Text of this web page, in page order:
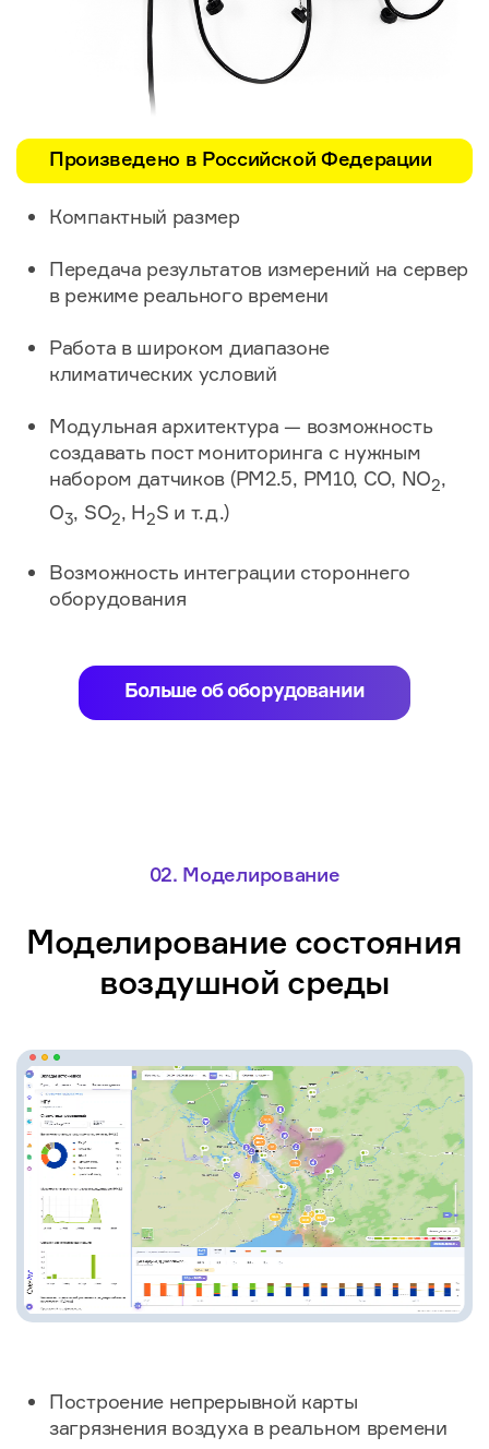
Произведено в Российской Федерации
Компактный размер
Передача результатов измерений на сервер
в режиме реального времени
Работа в широком диапазоне
климатических условий
Модульная архитектура — возможность
создавать пост мониторинга с нужным
набором датчиков (PM2.5, PM10, CO, NO2,
O3, SO2, H2S и т.д.)
Возможность интеграции стороннего
оборудования​
Больше об оборудовании
02. Моделирование
Моделирование состояния
воздушной среды
Построение непрерывной карты
загрязнения воздуха в реальном времени​